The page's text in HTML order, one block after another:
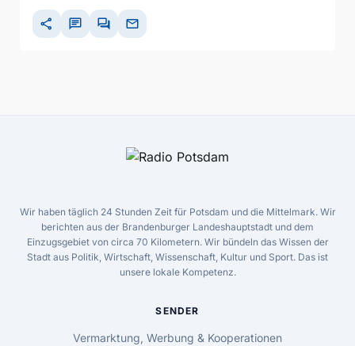
share chat forum mail
Wir haben täglich 24 Stunden Zeit für Potsdam und die Mittelmark. Wir
berichten aus der Brandenburger Landeshauptstadt und dem
Einzugsgebiet von circa 70 Kilometern. Wir bündeln das Wissen der
Stadt aus Politik, Wirtschaft, Wissenschaft, Kultur und Sport. Das ist
unsere lokale Kompetenz.
SENDER
Vermarktung, Werbung & Kooperationen